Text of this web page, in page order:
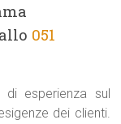
051
esperienza sul
dei clienti.